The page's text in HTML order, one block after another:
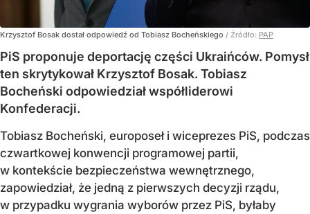
Krzysztof Bosak dostał odpowiedź od Tobiasz Bocheńskiego / Źródło: PAP
PiS proponuje deportację części Ukraińców. Pomysł
ten skrytykował Krzysztof Bosak. Tobiasz
Bocheński odpowiedział współliderowi
Konfederacji.
Tobiasz Bocheński, europoseł i wiceprezes PiS, podczas
czwartkowej konwencji programowej partii,
w kontekście bezpieczeństwa wewnętrznego,
zapowiedział, że jedną z pierwszych decyzji rządu,
w przypadku wygrania wyborów przez PiS, byłaby